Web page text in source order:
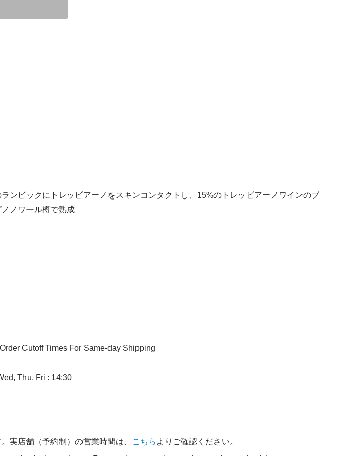
ンビックにトレッビアーノをスキンコンタクトし、15%のトレッビアーノワインのブ
ノワール樽で熟成
Cutoff Times For Same-day Shipping
Thu, Fri : 14:30
実店舗（予約制）の営業時間は、 こちら よりご確認ください。